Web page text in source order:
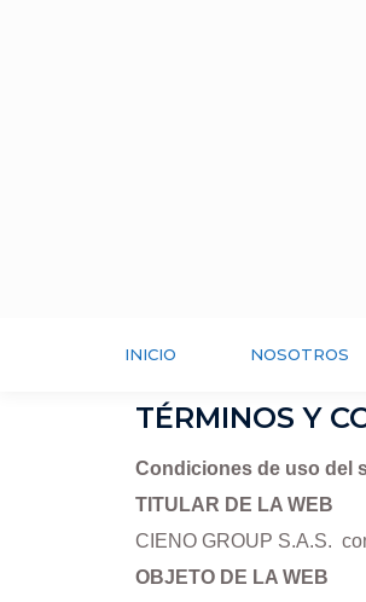
INICIO NOSOTROS
TÉRMINOS Y
Condiciones de uso del
TITULAR DE LA WEB
CIENO GROUP S.A.S.
OBJETO DE LA WEB